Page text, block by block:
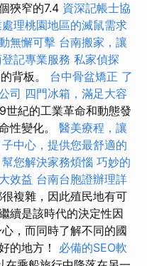
狹窄的7.4 資深記帳士協
理桃園地區的滅鼠需求
無懈可擊 台南搬家，讓
記專業服務 私家偵探
背板。 台中骨盆矯正 了
司 四門冰箱，滿足大容
世紀的工業革命和動態發
性變化。 醫美療程，讓
中心，提供您最舒適的
您解決家務煩惱 巧妙的
效益 台南台胞證辦理詳
複雜，因此殖民地有可
續是該時代的決定性因
，而同時了解不同的國
的地方！ 必備的SEO軟